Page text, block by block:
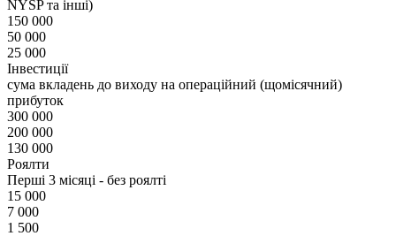
NYSP та інші)
150 000
50 000
25 000
Інвестиції
сума вкладень до виходу на операційний (щомісячний)
прибуток
300 000
200 000
130 000
Роялти
Перші 3 місяці - без роялті
15 000
7 000
1 500